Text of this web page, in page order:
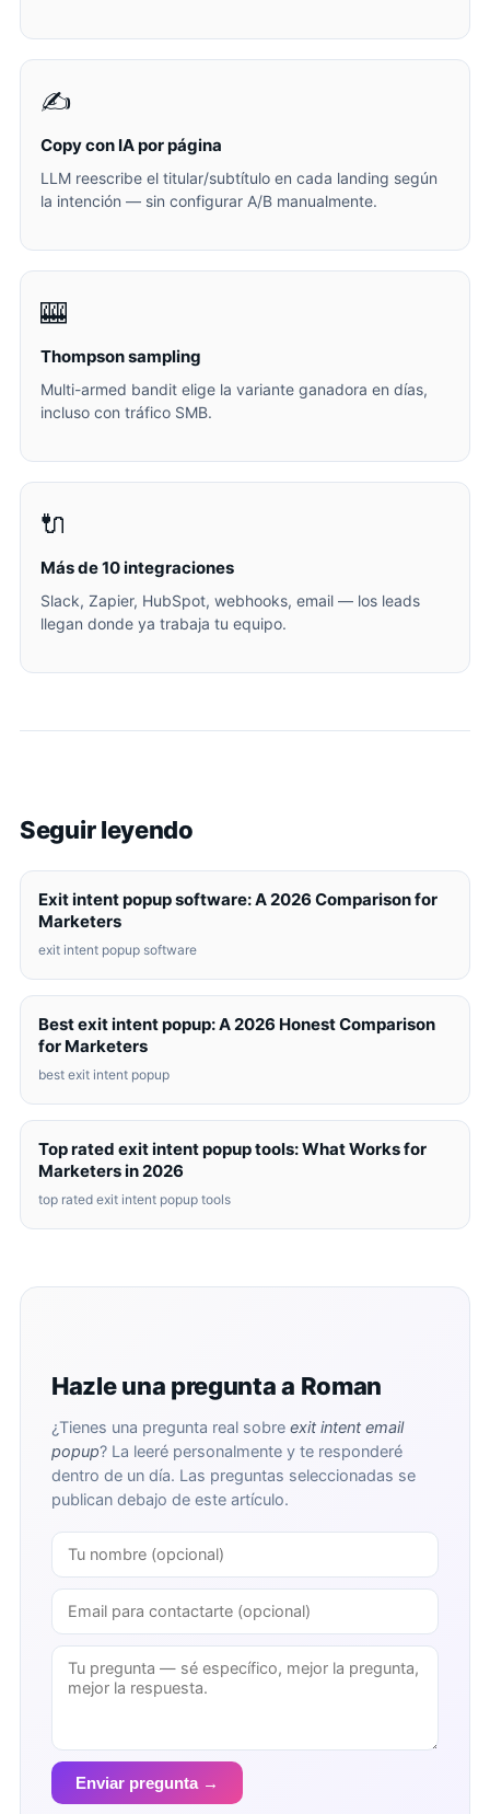
✍️
Copy con IA por página
LLM reescribe el titular/subtítulo en cada landing según
la intención — sin configurar A/B manualmente.
🎰
Thompson sampling
Multi-armed bandit elige la variante ganadora en días,
incluso con tráfico SMB.
🔌
Más de 10 integraciones
Slack, Zapier, HubSpot, webhooks, email — los leads
llegan donde ya trabaja tu equipo.
Seguir leyendo
Exit intent popup software: A 2026 Comparison for
Marketers
exit intent popup software
Best exit intent popup: A 2026 Honest Comparison
for Marketers
best exit intent popup
Top rated exit intent popup tools: What Works for
Marketers in 2026
top rated exit intent popup tools
Hazle una pregunta a Roman
¿Tienes una pregunta real sobre exit intent email
popup? La leeré personalmente y te responderé
dentro de un día. Las preguntas seleccionadas se
publican debajo de este artículo.
Enviar pregunta →